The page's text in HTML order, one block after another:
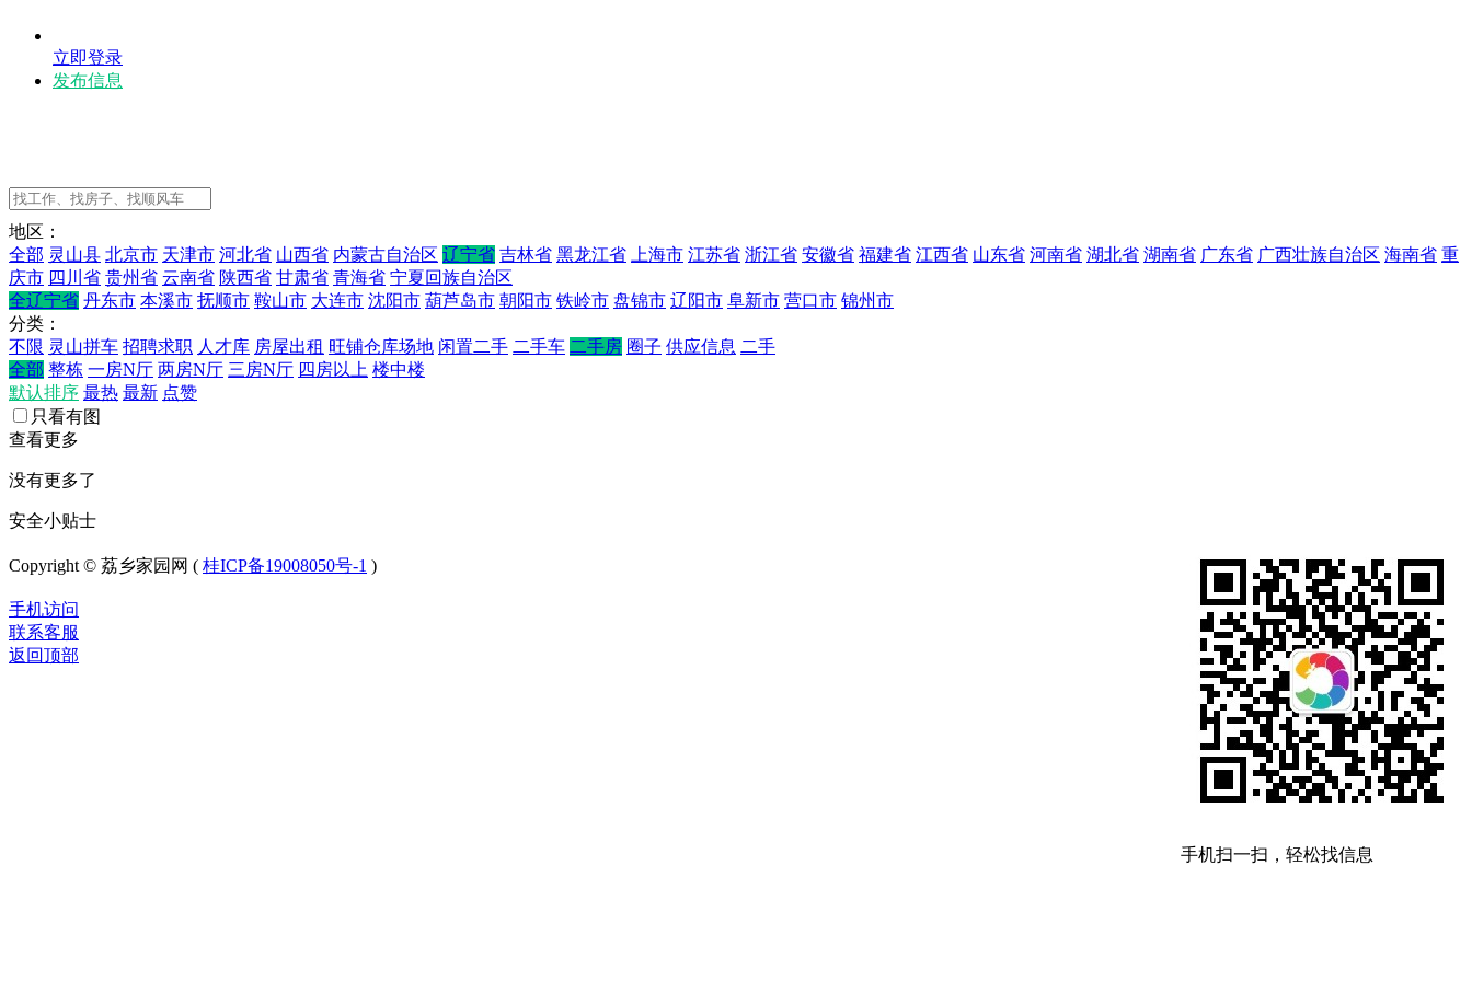
立即登录
发布信息
地区：
全部 灵山县 北京市 天津市 河北省 山西省 内蒙古自治区 辽宁省 吉林省 黑龙江省 上海市 江苏省 浙江省 安徽省 福建省 江西省 山东省 河南省 湖北省 湖南省 广东省 广西壮族自治区 海南省 重
庆市 四川省 贵州省 云南省 陕西省 甘肃省 青海省 宁夏回族自治区
全辽宁省 丹东市 本溪市 抚顺市 鞍山市 大连市 沈阳市 葫芦岛市 朝阳市 铁岭市 盘锦市 辽阳市 阜新市 营口市 锦州市
分类：
不限 灵山拼车 招聘求职 人才库 房屋出租 旺铺仓库场地 闲置二手 二手车 二手房 圈子 供应信息 二手
全部 整栋 一房N厅 两房N厅 三房N厅 四房以上 楼中楼
默认排序 最热 最新 点赞
只看有图
查看更多
没有更多了
安全小贴士
手机扫一扫，轻松找信息
Copyright © 荔乡家园网 ( 桂ICP备19008050号-1 )
手机访问
联系客服
返回顶部